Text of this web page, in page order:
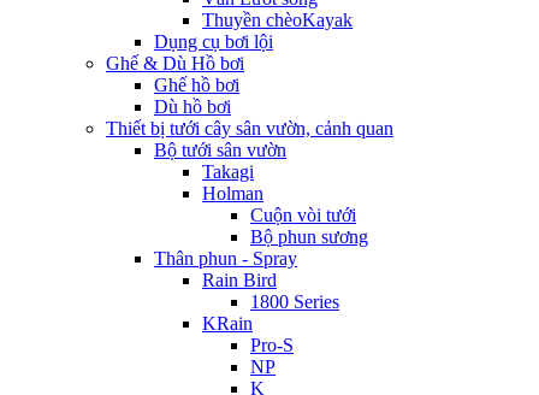
Thuyền chèoKayak
Dụng cụ bơi lội
Ghế & Dù Hồ bơi
Ghế hồ bơi
Dù hồ bơi
Thiết bị tưới cây sân vườn, cảnh quan
Bộ tưới sân vườn
Takagi
Holman
Cuộn vòi tưới
Bộ phun sương
Thân phun - Spray
Rain Bird
1800 Series
KRain
Pro-S
NP
K